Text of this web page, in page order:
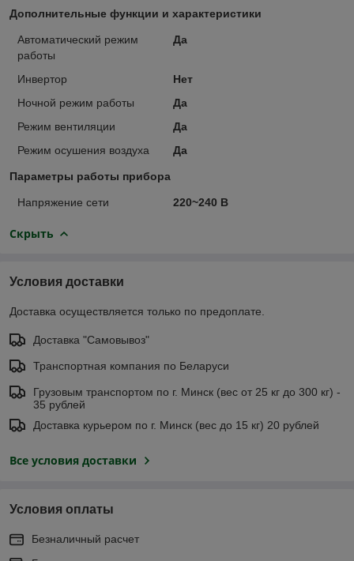
Дополнительные функции и характеристики
Автоматический режим
работы
Да
Инвертор
Нет
Ночной режим работы
Да
Режим вентиляции
Да
Режим осушения воздуха
Да
Параметры работы прибора
Напряжение сети 220~240 В
Скрыть
Условия доставки
Доставка осуществляется только по предоплате.
Доставка "Самовывоз"
Транспортная компания по Беларуси
Грузовым транспортом по г. Минск (вес от 25 кг до 300 кг) -
35 рублей
Доставка курьером по г. Минск (вес до 15 кг) 20 рублей
Все условия доставки
Условия оплаты
Безналичный расчет